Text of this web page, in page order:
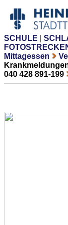
SCHULE
Mittagessen
040 428 891-199